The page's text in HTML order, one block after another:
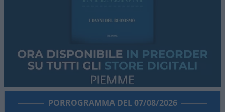
PORROGRAMMA DEL 07/08/2026